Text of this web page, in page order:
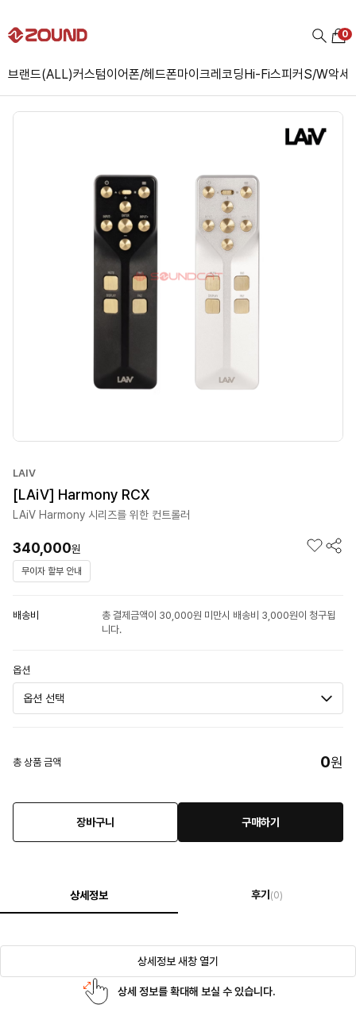
브랜드(ALL)커스텀이어폰/헤드폰마이크레코딩Hi-Fi스피커S/W악세
0
LAIV
[LAiV] Harmony RCX
LAiV Harmony 시리즈를 위한 컨트롤러
340,000원
무이자 할부 안내
배송비
총 결제금액이 30,000원 미만시 배송비 3,000원이 청구됩
니다.
옵션
총 상품 금액 0원
장바구니 구매하기
상세정보 후기 (0)
상세정보 새창 열기
상세 정보를 확대해 보실 수 있습니다.